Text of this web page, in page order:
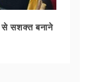
से सशक्त बनाने